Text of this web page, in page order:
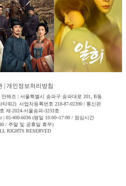
개인정보처리방침
해조 | 서울특별시 송파구 송파대로 201, B동
타워2) 사업자등록번호 218-87-02390 | 통신판
제-2024-서울송파-3233호
| 02-400-6036 (평일 10:00~17:00 / 점심시간
/ 주말 및 공휴일 휴무)
RIGHTS RESERVED